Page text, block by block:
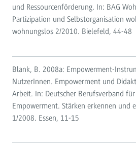
und Ressourcenförderung. In: BAG
Partizipation und Selbstorganisation
wohnungslos 2/2010. Bielefeld, 44-48
Blank, B. 2008a: Empowerment-
NutzerInnen. Empowerment und
Arbeit. In: Deutscher Berufsverband
Empowerment. Stärken erkennen und
1/2008. Essen, 11-15